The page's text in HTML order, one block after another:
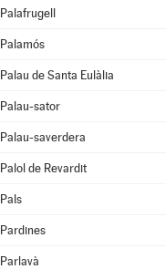
Palafrugell
Palamós
Palau de Santa Eulàlia
Palau-sator
Palau-saverdera
Palol de Revardit
Pals
Pardines
Parlavà